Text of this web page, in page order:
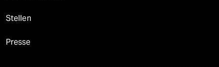
Stellen
Presse